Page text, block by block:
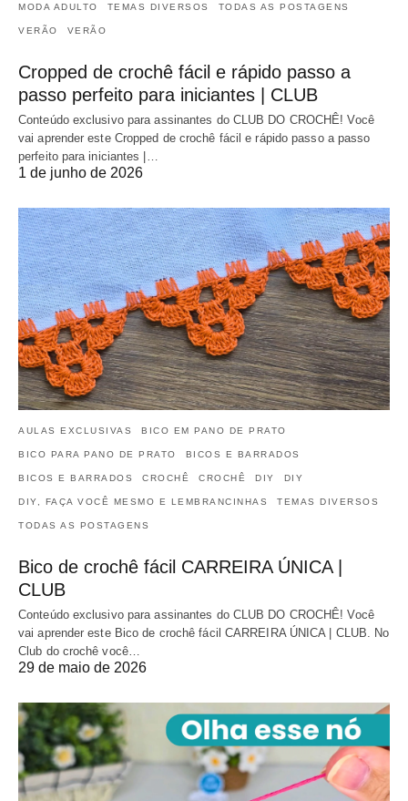
MODA ADULTO TEMAS DIVERSOS TODAS AS POSTAGENS
VERÃO VERÃO
Cropped de crochê fácil e rápido passo a
passo perfeito para iniciantes | CLUB
Conteúdo exclusivo para assinantes do CLUB DO CROCHÊ! Você
vai aprender este Cropped de crochê fácil e rápido passo a passo
perfeito para iniciantes |…
1 de junho de 2026
AULAS EXCLUSIVAS BICO EM PANO DE PRATO
BICO PARA PANO DE PRATO BICOS E BARRADOS
BICOS E BARRADOS CROCHÊ CROCHÊ DIY DIY
DIY, FAÇA VOCÊ MESMO E LEMBRANCINHAS TEMAS DIVERSOS
TODAS AS POSTAGENS
Bico de crochê fácil CARREIRA ÚNICA |
CLUB
Conteúdo exclusivo para assinantes do CLUB DO CROCHÊ! Você
vai aprender este Bico de crochê fácil CARREIRA ÚNICA | CLUB. No
Club do crochê você…
29 de maio de 2026